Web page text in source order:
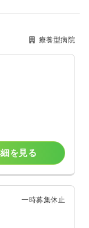
療養型病院
を見る
一時募集休止